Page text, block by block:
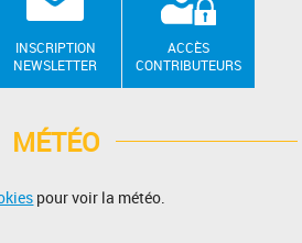
INSCRIPTION
NEWSLETTER
ACCÈS
CONTRIBUTEURS
MÉTÉO
pour voir la météo.